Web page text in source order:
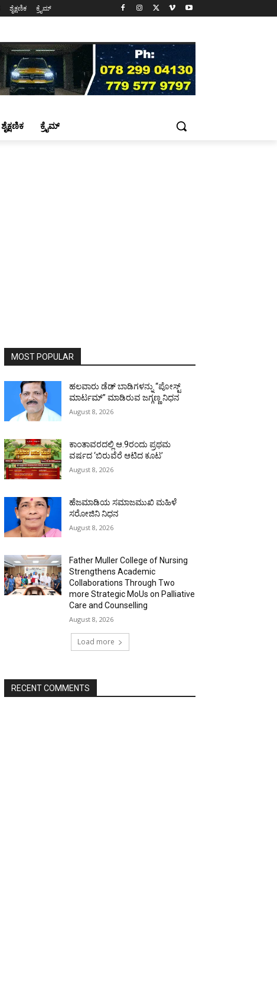
ಶೈಕ್ಷಣಿಕ ಕ್ರೈಮ್
ಶೈಕ್ಷಣಿಕ ಕ್ರೈಮ್
MOST POPULAR
ಹಲವಾರು ಡೆಡ್ ಬಾಡಿಗಳನ್ನು “ಪೋಸ್ಟ್
ಮಾರ್ಟಮ್” ಮಾಡಿರುವ ಜಗ್ಗಣ್ಣ ನಿಧನ
August 8, 2026
ಕಾಂತಾವರದಲ್ಲಿ ಆ.9ರಂದು ಪ್ರಥಮ
ವರ್ಷದ ‘ಬಿರುವೆರೆ ಆಟಿದ ಕೂಟ’
August 8, 2026
ಹೆಜಮಾಡಿಯ ಸಮಾಜಮುಖಿ ಮಹಿಳೆ
ಸರೋಜಿನಿ ನಿಧನ
August 8, 2026
Father Muller College of Nursing
Strengthens Academic
Collaborations Through Two
more Strategic MoUs on Palliative
Care and Counselling
August 8, 2026
Load more
RECENT COMMENTS